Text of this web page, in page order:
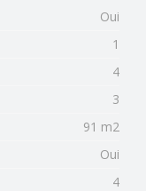
Oui
1
4
3
91 m2
Oui
4